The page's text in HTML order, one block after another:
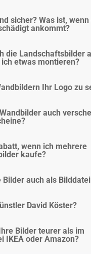
sicher? Was ist, wenn
ankommt?
die Landschaftsbilder
etwas montieren?
Ihr Logo zu
auch
wenn ich mehrere
kaufe?
Bilder auch als
David Köster?
Bilder teurer als im
IKEA oder Amazon?